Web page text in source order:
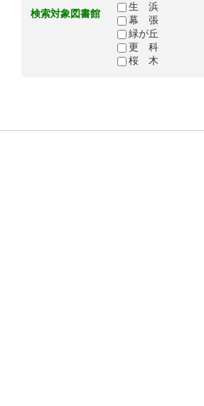
検索対象図書館
生 浜
幕 張
緑が丘
更 科
桜 木